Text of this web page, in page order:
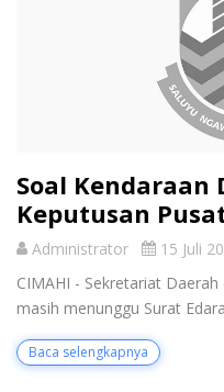
Soal Kendaraan
Keputusan
Administrator 15 Juli
CIMAHI - Sekretariat
masih menunggu Surat
Baca selengkapnya